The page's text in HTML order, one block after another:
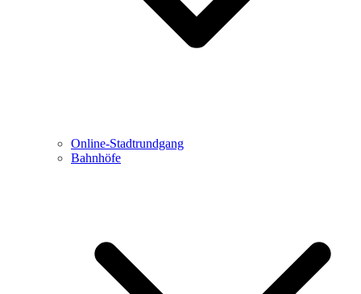
Online-Stadtrundgang
Bahnhöfe